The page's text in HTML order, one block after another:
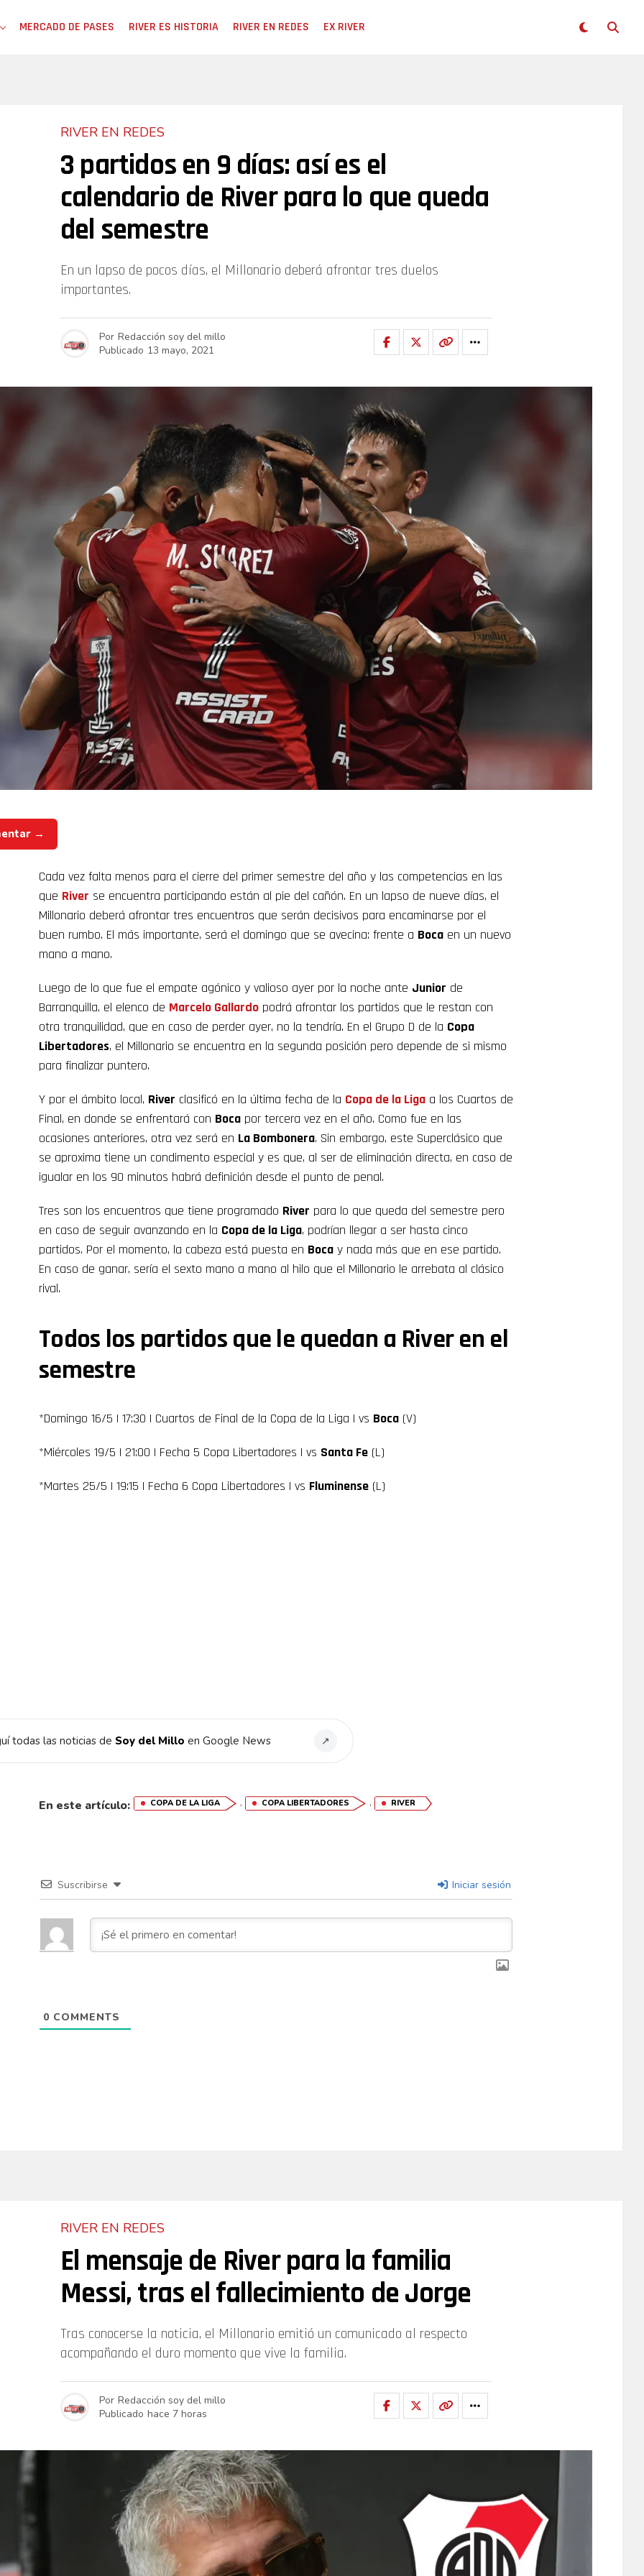
MERCADO DE PASES RIVER ES HISTORIA RIVER EN REDES EX RIVER
RIVER EN REDES
3 partidos en 9 días: así es el
calendario de River para lo que queda
del semestre
En un lapso de pocos días, el Millonario deberá afrontar tres duelos
importantes.
Por Redacción soy del millo
Publicado 13 mayo, 2021
→
Cada vez falta menos para el cierre del primer semestre del año y las competencias en las
que River se encuentra participando están al pie del cañón. En un lapso de nueve días, el
Millonario deberá afrontar tres encuentros que serán decisivos para encaminarse por el
buen rumbo. El más importante, será el domingo que se avecina: frente a Boca en un nuevo
mano a mano.
Luego de lo que fue el empate agónico y valioso ayer por la noche ante Junior de
Barranquilla, el elenco de Marcelo Gallardo podrá afrontar los partidos que le restan con
otra tranquilidad, que en caso de perder ayer, no la tendría. En el Grupo D de la Copa
Libertadores, el Millonario se encuentra en la segunda posición pero depende de si mismo
para finalizar puntero.
Y por el ámbito local, River clasificó en la última fecha de la Copa de la Liga a los Cuartos de
Final, en donde se enfrentará con Boca por tercera vez en el año. Como fue en las
ocasiones anteriores, otra vez será en La Bombonera. Sin embargo, este Superclásico que
se aproxima tiene un condimento especial y es que, al ser de eliminación directa, en caso de
igualar en los 90 minutos habrá definición desde el punto de penal.
Tres son los encuentros que tiene programado River para lo que queda del semestre pero
en caso de seguir avanzando en la Copa de la Liga, podrían llegar a ser hasta cinco
partidos. Por el momento, la cabeza está puesta en Boca y nada más que en ese partido.
En caso de ganar, sería el sexto mano a mano al hilo que el Millonario le arrebata al clásico
rival.
Todos los partidos que le quedan a River en el
semestre
*Domingo 16/5 | 17:30 | Cuartos de Final de la Copa de la Liga | vs Boca (V)
*Miércoles 19/5 | 21:00 | Fecha 5 Copa Libertadores | vs Santa Fe (L)
*Martes 25/5 | 19:15 | Fecha 6 Copa Libertadores | vs Fluminense (L)
todas las noticias de Soy del Millo en Google News ↗
En este artículo: COPA DE LA LIGA , COPA LIBERTADORES , RIVER
Suscribirse Iniciar sesión
0 COMMENTS
RIVER EN REDES
El mensaje de River para la familia
Messi, tras el fallecimiento de Jorge
Tras conocerse la noticia, el Millonario emitió un comunicado al respecto
acompañando el duro momento que vive la familia.
Por Redacción soy del millo
Publicado hace 7 horas